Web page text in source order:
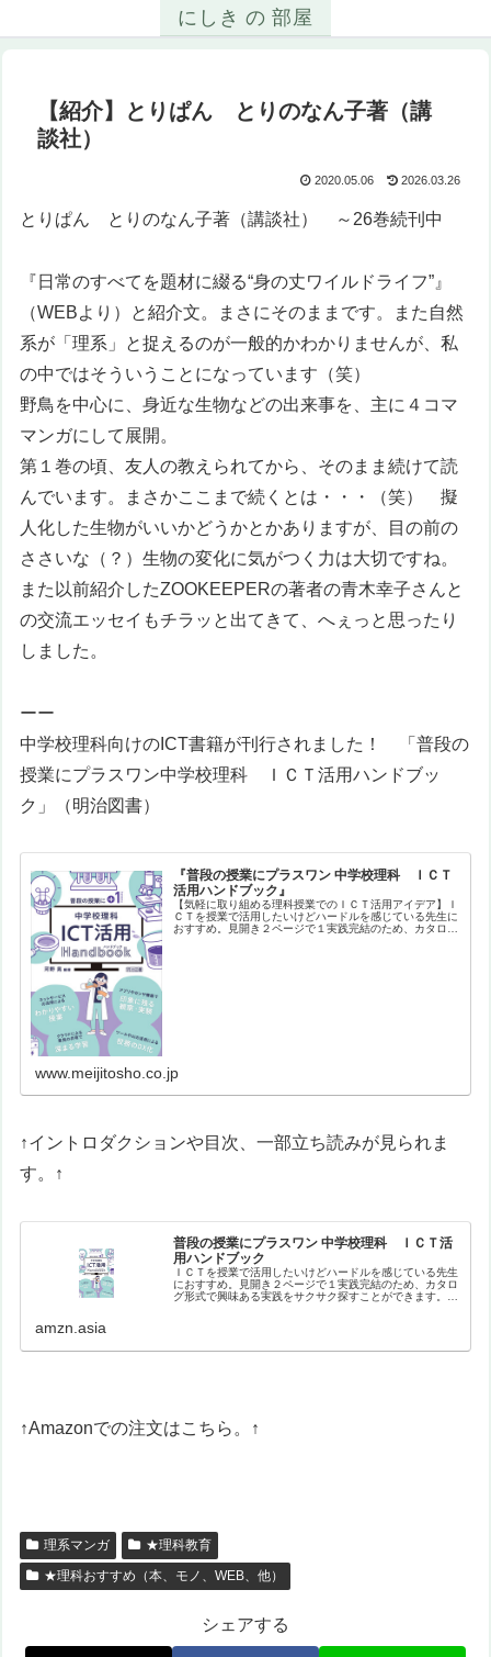
にしき の 部屋
【紹介】とりぱん とりのなん子著（講
談社）
2020.05.06 2026.03.26
とりぱん とりのなん子著（講談社） ～26巻続刊中
『日常のすべてを題材に綴る“身の丈ワイルドライフ”』
（WEBより）と紹介文。まさにそのままです。また自然
系が「理系」と捉えるのが一般的かわかりませんが、私
の中ではそういうことになっています（笑）
野鳥を中心に、身近な生物などの出来事を、主に４コマ
マンガにして展開。
第１巻の頃、友人の教えられてから、そのまま続けて読
んでいます。まさかここまで続くとは・・・（笑） 擬
人化した生物がいいかどうかとかありますが、目の前の
ささいな（？）生物の変化に気がつく力は大切ですね。
また以前紹介したZOOKEEPERの著者の青木幸子さんと
の交流エッセイもチラッと出てきて、へぇっと思ったり
しました。
ーー
中学校理科向けのICT書籍が刊行されました！ 「普段の
授業にプラスワン中学校理科 ＩＣＴ活用ハンドブッ
ク 」（明治図書）
『普段の授業にプラスワン 中学校理科 ＩＣＴ
活用ハンドブック』
【気軽に取り組める理科授業でのＩＣＴ活用アイデア】Ｉ
ＣＴを授業で活用したいけどハードルを感じている先生に
おすすめ。見開き２ページで１実践完結のため、カタログ
www.meijitosho.co.jp
↑イントロダクションや目次、一部立ち読みが見られま
す。↑
普段の授業にプラスワン 中学校理科 ＩＣＴ活
用ハンドブック
ＩＣＴを授業で活用したいけどハードルを感じている先生
におすすめ。見開き２ページで１実践完結のため、カタロ
グ形式で興味ある実践をサクサク探すことができます。バ
amzn.asia
↑Amazonでの注文はこちら。↑
理系マンガ
★理科教育
★理科おすすめ（本、モノ、WEB、他）
シェアする